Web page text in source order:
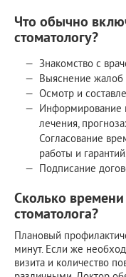
Что обычно
стоматологу?
Знакомство с
Выяснение жалоб
Осмотр и
Информирование
лечения,
Согласование
работы и
Подписание
Сколько
стоматолога?
Плановый
минут. Если же
визита и количество